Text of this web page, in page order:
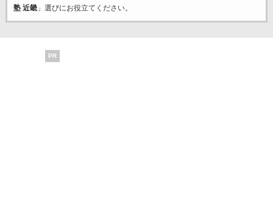
塾 近畿」選びにお役立てください。
PR